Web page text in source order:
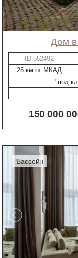
дом
ID-552492
25 км от МКАД
"под
150 000
бассейн